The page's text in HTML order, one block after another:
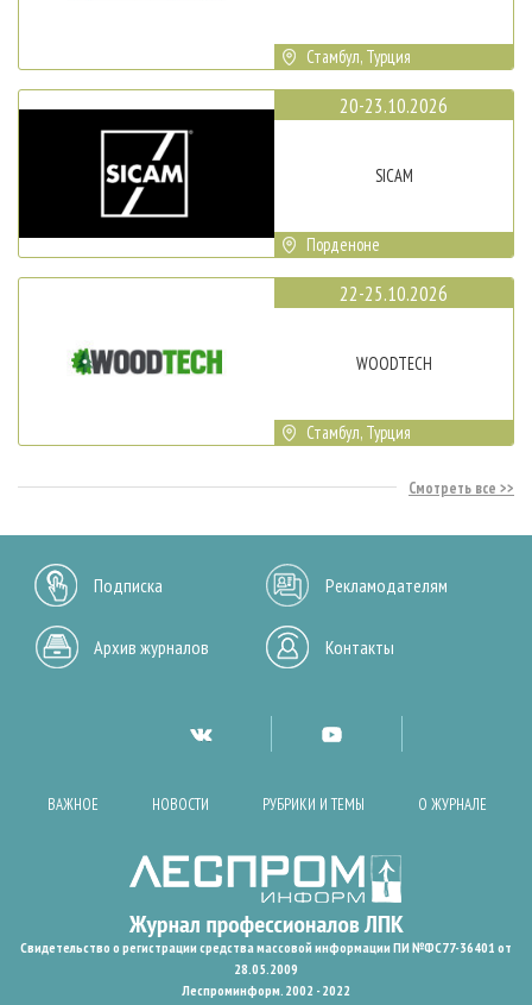
Стамбул, Турция
20-23.10.2026
SICAM
Порденоне
22-25.10.2026
WOODTECH
Стамбул, Турция
Смотреть все
Подписка Рекламодателям
Архив журналов Контакты
ВАЖНОЕ НОВОСТИ РУБРИКИ И ТЕМЫ О ЖУРНАЛЕ
Свидетельство о регистрации средства массовой информации ПИ №ФС77-36401 от
28.05.2009
Леспроминформ. 2002 - 2022